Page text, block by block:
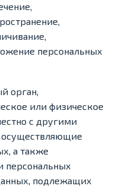
персональных
орган,
или физическое
с другими
а также
персональных
подлежащих